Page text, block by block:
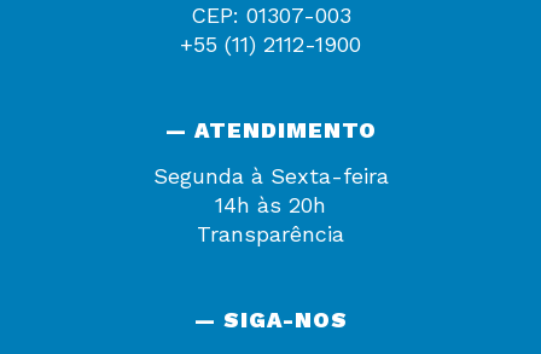
CEP: 01307-003
+55 (11) 2112-1900
— ATENDIMENTO
Segunda à Sexta-feira
14h às 20h
Transparência
— SIGA-NOS